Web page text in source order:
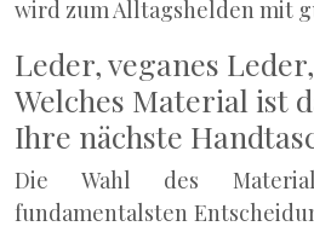
wird zum Alltagshelden mit
Leder, veganes
Welches Material ist
Ihre nächste
Die Wahl des
fundamentalsten